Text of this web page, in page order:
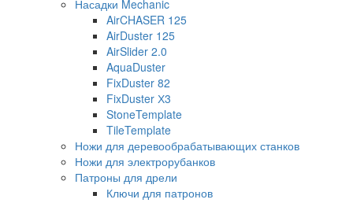
Насадки Mechanic
AirCHASER 125
AirDuster 125
AirSlider 2.0
AquaDuster
FixDuster 82
FixDuster Х3
StoneTemplate
TileTemplate
Ножи для деревообрабатывающих станков
Ножи для электрорубанков
Патроны для дрели
Ключи для патронов